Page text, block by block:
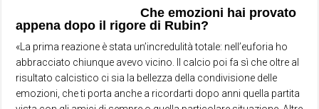
Che emozioni hai provato
appena dopo il rigore di Rubin?
«La prima reazione è stata un’incredulità totale: nell’euforia ho
abbracciato chiunque avevo vicino. Il calcio poi fa sì che oltre al
risultato calcistico ci sia la bellezza della condivisione delle
emozioni, che ti porta anche a ricordarti dopo anni quella partita